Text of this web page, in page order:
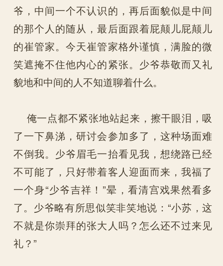
爷，中间一个不认识的，再后面貌似是中间
的那个人的随从，最后面跟着屁颠儿屁颠儿
的崔管家。今天崔管家格外谨慎，满脸的微
笑遮掩不住他内心的紧张。少爷恭敬而又礼
貌地和中间的人不知道聊着什么。
俺一点都不紧张地站起来，擦干眼泪，吸
了一下鼻涕，研讨会参加多了，这种场面难
不倒我。少爷眉毛一抬看见我，想绕路已经
不可能了，只好带着客人迎面而来，我福了
一个身“少爷吉祥！”晕，看清宫戏果然看多
了。少爷略有所思似笑非笑地说：“小苏，这
不就是你崇拜的张大人吗？怎么还不过来见
礼？”